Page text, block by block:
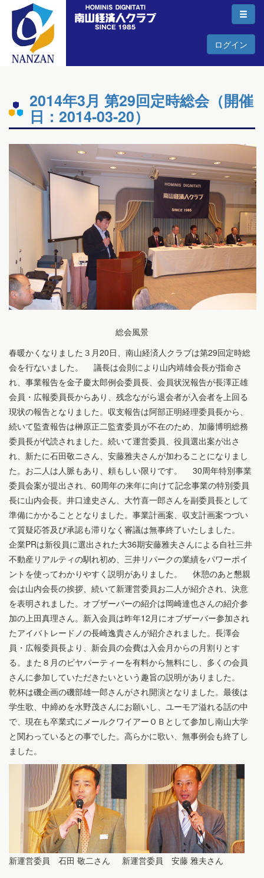
ログイン
2014年3月 第29回定時総会（開催
日：2014-03-20）
総会風景
春暖かくなりました３月20日、南山経済人クラブは第29回定時総
会を行ないました。 議長は会則により山内靖雄会長が指命さ
れ、事業報告を金子慶太郎例会委員長、会員状況報告が長澤正雄
会員・広報委員長からあり、残念ながら退会者が入会者を上回る
現状の報告となりました。収支報告は阿部正明経理委員長から、
続いて監査報告は榊原正二監査委員が不在のため、加藤博明総務
委員長が代読されました。続いて運営委員、役員選出案が出さ
れ、新たに石田敬ニさん、安藤雅夫さんが加わることになりまし
た。お二人は人脈もあり、頼もしい限りです。 30周年特別事業
委員会案が提出され、60周年の来年に向けて記念事業の特別委員
長に山内会長。井口達史さん、大竹喜一郎さんを副委員長として
準備にかかることとなりました。事業計画案、収支計画案つづい
て質疑応答及び承認も滞りなく審議は無事終了いたしました。
企業PRは新役員に選出された大36期安藤雅夫さんによる自社三井
不動産リアルティの馴れ初め、三井リパークの業績をパワーポイ
ントを使ってわかりやすく説明がありました。 休憩のあと懇親
会は山内会長の挨拶、続いて新運営委員お二人が紹介され、決意
を表明されました。オブザーバーの紹介は岡崎達也さんの紹介参
加の上田真理さん。新入会員は昨年12月にオブザーバー参加され
たアイバトレードノの長崎逸貴さんが紹介されました。長澤会
員・広報委員長より、新会員の会費は入会月からの月割りとす
る。また８月のビヤパーティーを有料から無料にし、多くの会員
さんに参加していただきたいという趣旨の説明がありました。
乾杯は磯企画の磯部雄一郎さんがされ開演となりました。最後は
学生歌、中締めを水野茂さんにお願いし、ユーモア溢れる話の中
で、現在も卒業式にメールクワイアーＯＢとして参加し南山大学
と関わっているとの事でした。高らかに歌い、無事例会も終了し
ました。
新運営委員 石田 敬二さん 新運営委員 安藤 雅夫さん